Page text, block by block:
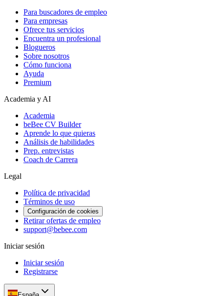
Para buscadores de empleo
Para empresas
Ofrece tus servicios
Encuentra un profesional
Blogueros
Sobre nosotros
Cómo funciona
Ayuda
Premium
Academia y AI
Academia
beBee CV Builder
Aprende lo que quieras
Análisis de habilidades
Prep. entrevistas
Coach de Carrera
Legal
Política de privacidad
Términos de uso
Configuración de cookies
Retirar ofertas de empleo
support@bebee.com
Iniciar sesión
Iniciar sesión
Registrarse